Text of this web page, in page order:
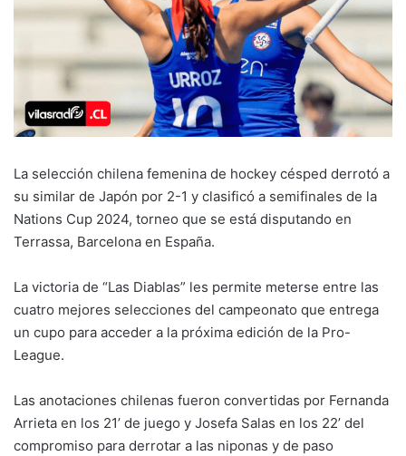
La selección chilena femenina de hockey césped derrotó a
su similar de Japón por 2-1 y clasificó a semifinales de la
Nations Cup 2024, torneo que se está disputando en
Terrassa, Barcelona en España.
La victoria de “Las Diablas” les permite meterse entre las
cuatro mejores selecciones del campeonato que entrega
un cupo para acceder a la próxima edición de la Pro-
League.
Las anotaciones chilenas fueron convertidas por Fernanda
Arrieta en los 21’ de juego y Josefa Salas en los 22’ del
compromiso para derrotar a las niponas y de paso